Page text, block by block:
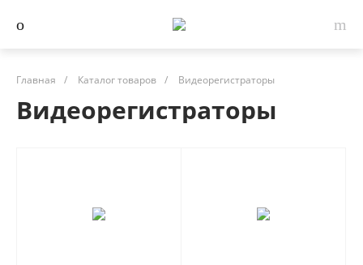
Главная / Каталог товаров / Видеорегистраторы
Видеорегистраторы